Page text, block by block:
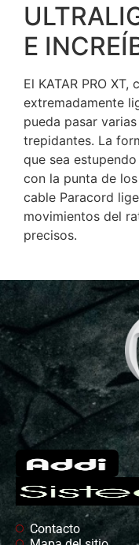
E
El KATAR PRO
extremadamente
pueda pasar
trepidantes. La
que sea
con la punta de
cable Paracord
movimientos del
precisos.
Contacto